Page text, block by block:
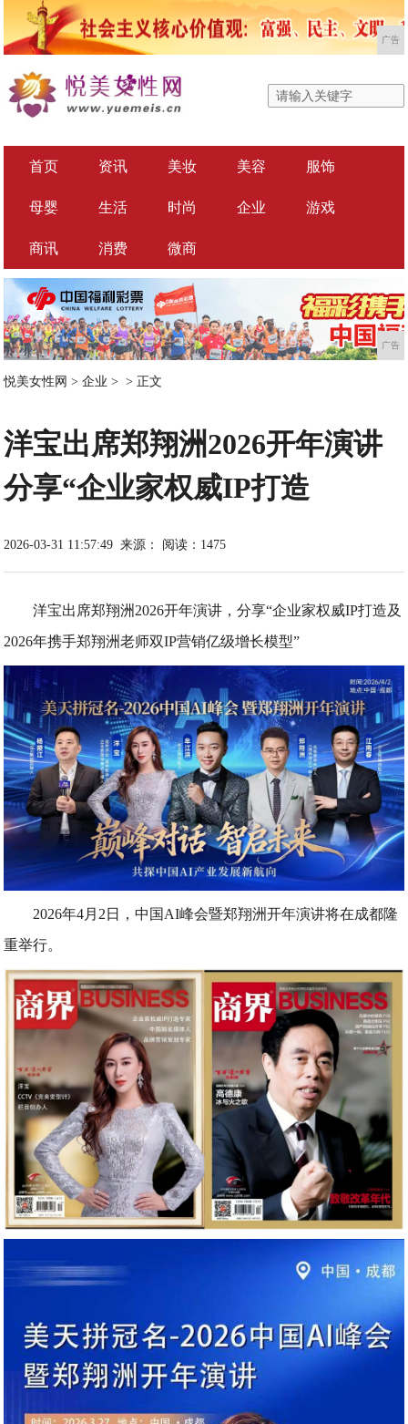
广告
首页 资讯 美妆 美容 服饰
母婴 生活 时尚 企业 游戏
商讯 消费 微商
广告
悦美女性网 >企业 > > 正文
洋宝出席郑翔洲2026开年演讲
分享“企业家权威IP打造
2026-03-31 11:57:49 来源： 阅读：1475
洋宝出席郑翔洲2026开年演讲，分享“企业家权威IP打造及
2026年携手郑翔洲老师双IP营销亿级增长模型”
2026年4月2日，中国AI峰会暨郑翔洲开年演讲将在成都隆
重举行。